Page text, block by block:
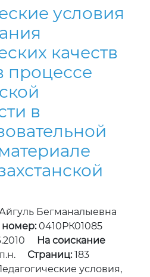
условия
качеств
процессе
в
Бегманалыевна
номер:0410РК01085
На соискание
Страниц:183
условия,